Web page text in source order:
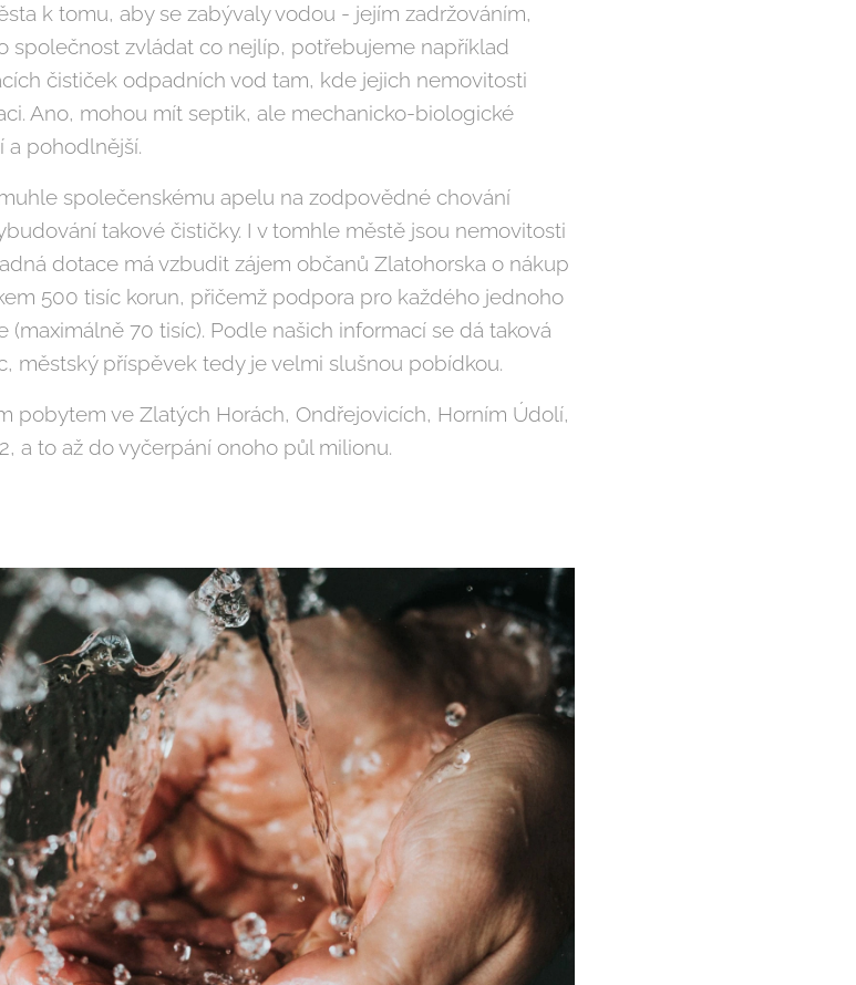
k tomu, aby se zabývaly vodou - jejím zadržováním,
společnost zvládat co nejlíp, potřebujeme například
čističek odpadních vod tam, kde jejich nemovitosti
Ano, mohou mít septik, ale mechanicko-biologické
a pohodlnější.
společenskému apelu na zodpovědné chování
takové čističky. I v tomhle městě jsou nemovitosti
dotace má vzbudit zájem občanů Zlatohorska o nákup
500 tisíc korun, přičemž podpora pro každého jednoho
(maximálně 70 tisíc). Podle našich informací se dá taková
městský příspěvek tedy je velmi slušnou pobídkou.
pobytem ve Zlatých Horách, Ondřejovicích, Horním Údolí,
a to až do vyčerpání onoho půl milionu.